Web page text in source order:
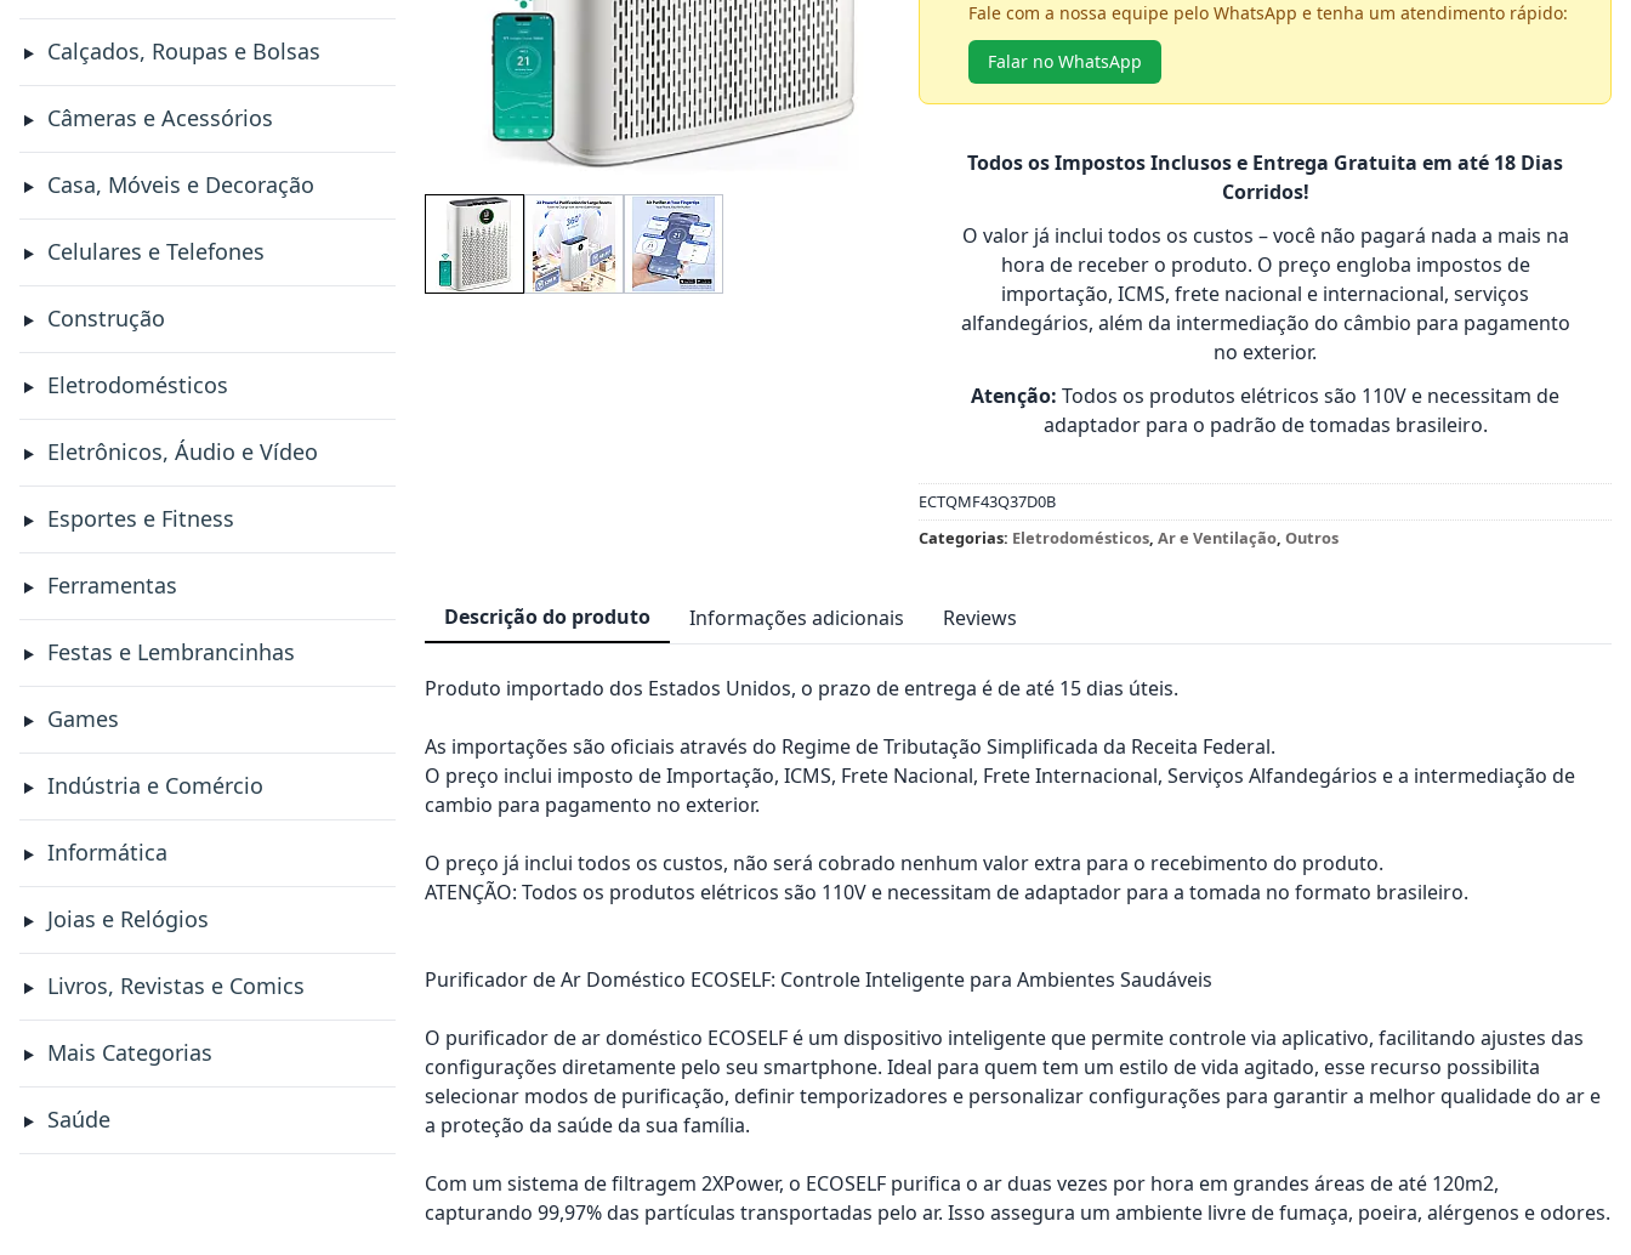
Calçados, Roupas e Bolsas
Câmeras e Acessórios
Casa, Móveis e Decoração
Celulares e Telefones
Construção
Eletrodomésticos
Eletrônicos, Áudio e Vídeo
Esportes e Fitness
Ferramentas
Festas e Lembrancinhas
Games
Indústria e Comércio
Informática
Joias e Relógios
Livros, Revistas e Comics
Mais Categorias
Saúde
Fale com a nossa equipe pelo WhatsApp e tenha um atendimento rápido:
Falar no WhatsApp
Todos os Impostos Inclusos e Entrega Gratuita em até 18 Dias
Corridos!
O valor já inclui todos os custos – você não pagará nada a mais na
hora de receber o produto. O preço engloba impostos de
importação, ICMS, frete nacional e internacional, serviços
alfandegários, além da intermediação do câmbio para pagamento
no exterior.
Atenção: Todos os produtos elétricos são 110V e necessitam de
adaptador para o padrão de tomadas brasileiro.
ECTQMF43Q37D0B
Categorias: Eletrodomésticos,Ar e Ventilação,Outros
Descrição do produto Informações adicionais Reviews
Produto importado dos Estados Unidos, o prazo de entrega é de até 15 dias úteis.
As importações são oficiais através do Regime de Tributação Simplificada da Receita Federal.
O preço inclui imposto de Importação, ICMS, Frete Nacional, Frete Internacional, Serviços Alfandegários e a intermediação de
cambio para pagamento no exterior.
O preço já inclui todos os custos, não será cobrado nenhum valor extra para o recebimento do produto.
ATENÇÃO: Todos os produtos elétricos são 110V e necessitam de adaptador para a tomada no formato brasileiro.
Purificador de Ar Doméstico ECOSELF: Controle Inteligente para Ambientes Saudáveis
O purificador de ar doméstico ECOSELF é um dispositivo inteligente que permite controle via aplicativo, facilitando ajustes das
configurações diretamente pelo seu smartphone. Ideal para quem tem um estilo de vida agitado, esse recurso possibilita
selecionar modos de purificação, definir temporizadores e personalizar configurações para garantir a melhor qualidade do ar e
a proteção da saúde da sua família.
Com um sistema de filtragem 2XPower, o ECOSELF purifica o ar duas vezes por hora em grandes áreas de até 120m2,
capturando 99,97% das partículas transportadas pelo ar. Isso assegura um ambiente livre de fumaça, poeira, alérgenos e odores.